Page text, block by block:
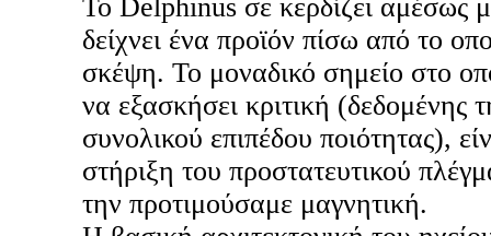
Το Delphinus σε κερδίζει αμέσως
δείχνει ένα προϊόν πίσω από το
σκέψη. Το μοναδικό σημείο στο
να εξασκήσει κριτική (δεδομένης
συνολικού επιπέδου ποιότητας),
στήριξη του προστατευτικού
την προτιμούσαμε μαγνητική.